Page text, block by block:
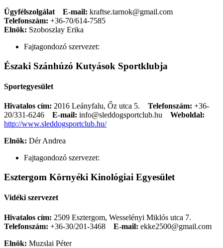
Ügyfélszolgálat
E-mail: kraftse.tarnok@gmail.com
Telefonszám: +36-70/614-7585
Elnök: Szoboszlay Erika
Fajtagondozó szervezet:
Északi Szánhúzó Kutyások Sportklubja
Sportegyesület
Hivatalos cím: 2016 Leányfalu, Őz utca 5. Telefonszám: +36-
20/331-6246
E-mail: info@sleddogsportclub.hu
Weboldal:
http://www.sleddogsportclub.hu/
Elnök: Dér Andrea
Fajtagondozó szervezet:
Esztergom Környéki Kinológiai Egyesület
Vidéki szervezet
Hivatalos cím: 2509 Esztergom, Wesselényi Miklós utca 7.
Telefonszám: +36-30/201-3468 E-mail: ekke2500@gmail.com
Elnök: Muzslai Péter